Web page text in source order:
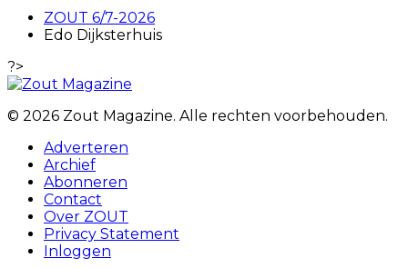
ZOUT 6/7-2026
Edo Dijksterhuis
?>
© 2026 Zout Magazine. Alle rechten voorbehouden.
Adverteren
Archief
Abonneren
Contact
Over ZOUT
Privacy Statement
Inloggen